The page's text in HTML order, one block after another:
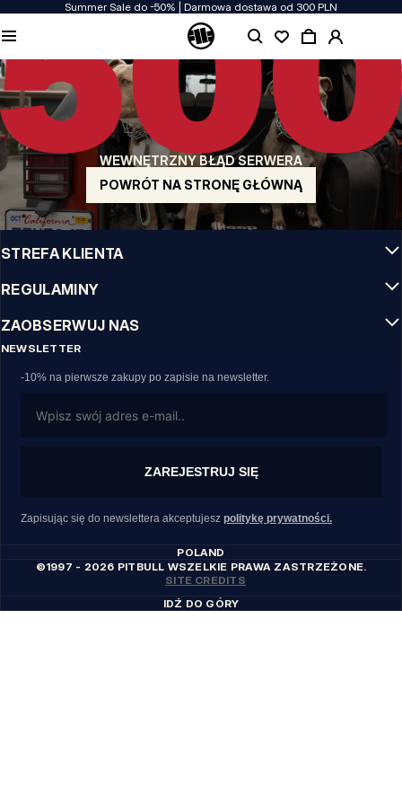
Summer Sale do -50% | Darmowa dostawa od 300 PLN
WEWNĘTRZNY BŁĄD SERWERA
POWRÓT NA STRONĘ GŁÓWNĄ
JAKOŚĆ TO DLA NAS PRIORYTET
Naszą odzież produkujemy z pasją! Nie idziemy na kompromis w kwestiach
wytrzymałości, długowieczności materiałów i dbałości o detal.
US ORIGIN
Nasze korzenie sięgają San Diego z poczatku lat 90-tych XX wieku. Nasz styl jest
surowy, autentyczny i stanowczy.
MARKA Z CHARAKTEREM
Nasze kolekcje wybierają sportowcy, fighterzy i uparci indywidualiści.
INFO
STREFA KLIENTA
REGULAMINY
ZAOBSERWUJ NAS
NEWSLETTER
-10% na pierwsze zakupy po zapisie na newsletter.
ZAREJESTRUJ SIĘ
Zapisując się do newslettera akceptujesz politykę prywatności.
POLAND
©1997 - 2026 PITBULL WSZELKIE PRAWA ZASTRZEŻONE.
SITE CREDITS
IDŹ DO GÓRY